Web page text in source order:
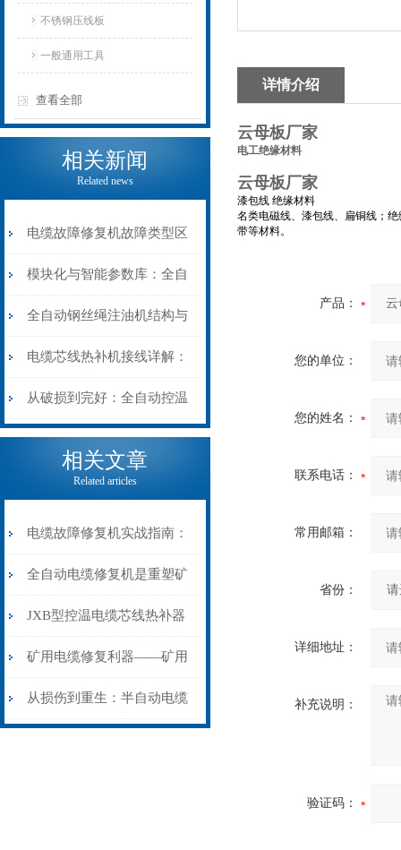
不锈钢压线板
一般通用工具
查看全部
相关新闻
Related news
电缆故障修复机故障类型区
分指南：从“绝缘电
阻”到“波形特征”的精准诊
断逻辑
模块化与智能参数库：全自
动电缆修复机的快速换型逻
辑
全自动钢丝绳注油机结构与
工作原理：揭秘高效润滑的
机械密码
电缆芯线热补机接线详解：
从入门到精通
从破损到完好：全自动控温
电缆热补机的核心价值
相关文章
Related articles
电缆故障修复机实战指南：
从“盲测”到“精确定点”的三
步作业法
全自动电缆修复机是重塑矿
山电力动脉的“智能外科医
生”
JXB型控温电缆芯线热补器
安装与接线：精准修复的工
艺基石
矿用电缆修复利器——矿用
电缆热补机智能控温，安全
从损伤到重生：半自动电缆
详情介绍
云母板厂家
电工绝缘材料
云母板厂家
漆包线 绝缘材料
名类电磁线、漆包线、扁铜线；
带等材料。
产品：
您的单位：
您的姓名：
联系电话：
常用邮箱：
省份：
详细地址：
补充说明：
验证码：